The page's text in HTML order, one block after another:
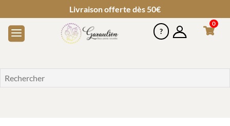
Livraison offerte dès 50€
0